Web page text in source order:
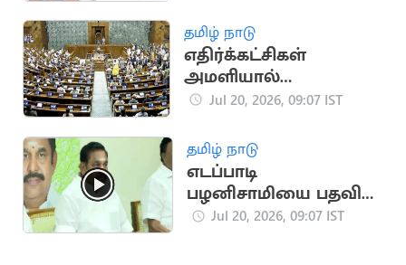
தமிழ் நாடு
எதிர்க்கட்சிகள்
அமளியால்
மாநிலங்களவை நாள்
ஒத்திவைப்பு
Jul 20, 2026, 09:07 IST
தமிழ் நாடு
எடப்பாடி
பழனிசாமியை பதவி
விலகச்சொன்ன
Jul 20, 2026, 09:07 IST